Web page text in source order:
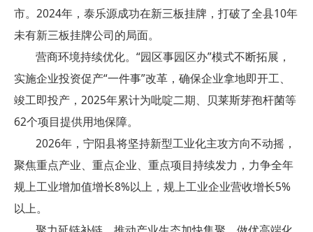
市。2024年，泰乐源成功在新三板挂牌，打破了全县10年
未有新三板挂牌公司的局面。
营商环境持续优化。“园区事园区办”模式不断拓展，
实施企业投资促产“一件事”改革，确保企业拿地即开工、
竣工即投产，2025年累计为吡啶二期、贝莱斯芽孢杆菌等
62个项目提供用地保障。
2026年，宁阳县将坚持新型工业化主攻方向不动摇，
聚焦重点产业、重点企业、重点项目持续发力，力争全年
规上工业增加值增长8%以上，规上工业企业营收增长5%
以上。